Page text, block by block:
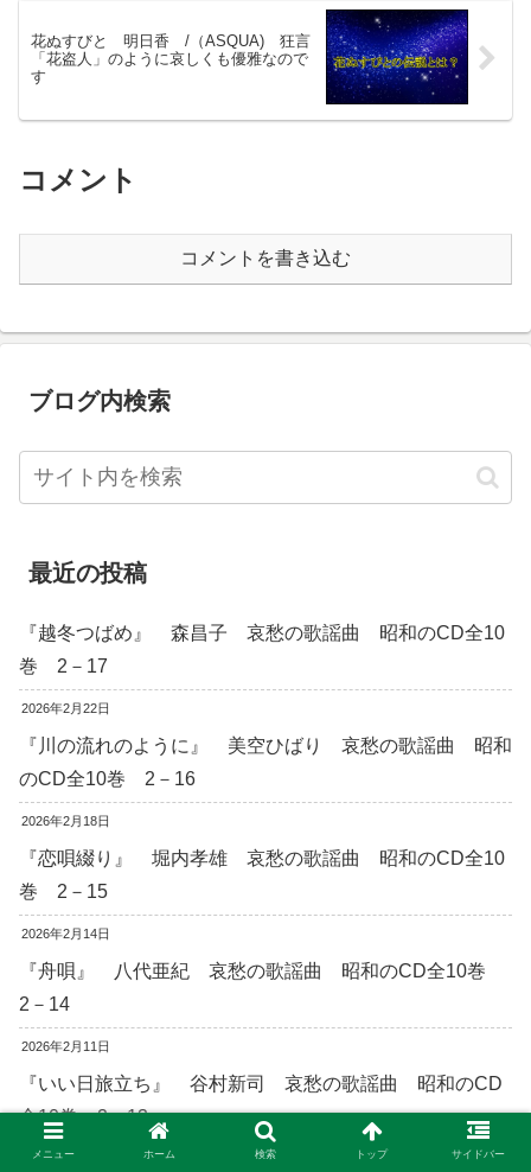
花ぬすびと 明日香 /（ASQUA) 狂言
「花盗人」のように哀しくも優雅なので
す
コメント
コメントを書き込む
ブログ内検索
最近の投稿
『越冬つばめ』 森昌子 哀愁の歌謡曲 昭和のCD全10
巻 2－17
2026年2月22日
『川の流れのように』 美空ひばり 哀愁の歌謡曲 昭和
のCD全10巻 2－16
2026年2月18日
『恋唄綴り』 堀内孝雄 哀愁の歌謡曲 昭和のCD全10
巻 2－15
2026年2月14日
『舟唄』 八代亜紀 哀愁の歌謡曲 昭和のCD全10巻
2－14
2026年2月11日
『いい日旅立ち』 谷村新司 哀愁の歌謡曲 昭和のCD
全10巻 2－13
2026年2月7日
メニュー ホーム 検索 トップ サイドバー